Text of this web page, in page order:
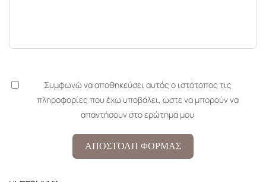
Συμφωνώ να αποθηκεύσει αυτός ο ιστότοπος τις
πληροφορίες που έχω υποβάλει, ώστε να μπορούν να
απαντήσουν στο ερώτημά μου
ΑΠΟΣΤΟΛΗ ΦΟΡΜΑΣ